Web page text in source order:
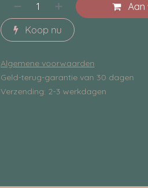
Aan
Koop nu
Algemene voorwaarden
Geld-terug-garantie van 30 dagen
Verzending: 2-3 werkdagen